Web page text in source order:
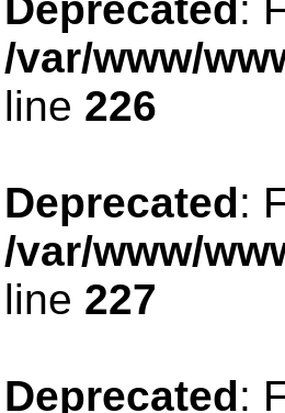
/var/www/
line 226
Deprecated:
/var/www/
line 227
Deprecated: